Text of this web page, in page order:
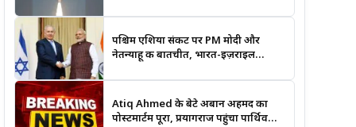
हुई और मजबूत
पश्चिम एशिया संकट पर PM मोदी और
नेतन्याहू की बातचीत, भारत-इज़राइल
Atiq Ahmed के बेटे अबान अहमद का
पोस्टमार्टम पूरा, प्रयागराज पहुंचा पार्थिव